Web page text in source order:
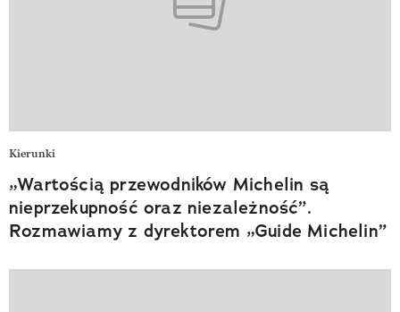
Kierunki
„Wartością przewodników Michelin są
nieprzekupność oraz niezależność”.
Rozmawiamy z dyrektorem „Guide Michelin”